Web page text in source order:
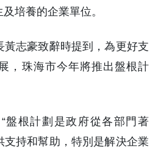
培養的企業單位。
志豪致辭時提到，為更好支
，珠海市今年將推出盤根計
盤根計劃是政府從各部門著
持和幫助，特別是解決企業